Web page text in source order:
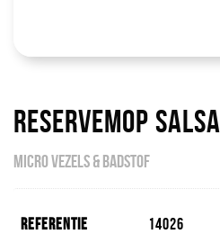
Reservemop Salsa
MICRO VEZELS & BADSTOF
Referentie 14026